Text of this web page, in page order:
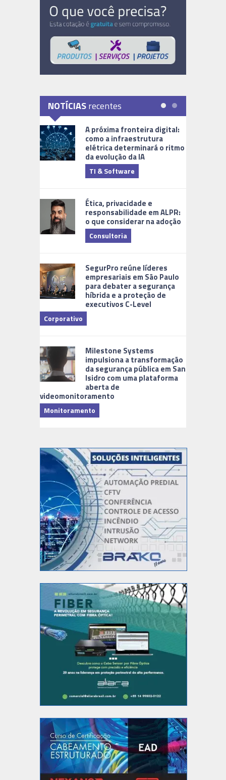
NOTÍCIASrecentes
A próxima fronteira digital:
como a infraestrutura
elétrica determinará o ritmo
da evolução da IA
TI & Software
Ética, privacidade e
responsabilidade em ALPR:
o que considerar na adoção
Consultoria
SegurPro reúne líderes
empresariais em São Paulo
para debater a segurança
híbrida e a proteção de
executivos C-Level
Corporativo
Milestone Systems
impulsiona a transformação
da segurança pública em San
Isidro com uma plataforma
aberta de
videomonitoramento
Monitoramento